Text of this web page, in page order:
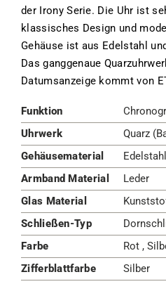
der Irony Serie. Die Uhr ist
klassisches Design und
Gehäuse ist aus Edelstahl
Das ganggenaue
Datumsanzeige kommt von
Funktion
Uhrwerk
Quarz
Gehäusematerial
Edelstahl
Armband Material
Leder
Glas Material
Schließen-Typ
Farbe
Rot ,
Zifferblattfarbe
Silber